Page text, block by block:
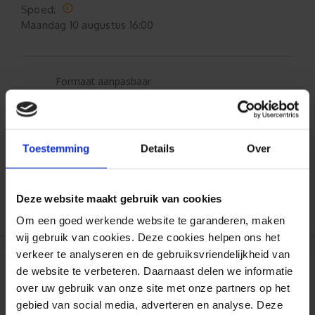
Toestemming Details Over
Deze website maakt gebruik van cookies
Om een goed werkende website te garanderen, maken
wij gebruik van cookies. Deze cookies helpen ons het
verkeer te analyseren en de gebruiksvriendelijkheid van
de website te verbeteren. Daarnaast delen we informatie
over uw gebruik van onze site met onze partners op het
gebied van social media, adverteren en analyse. Deze
Spoed:
Maandag 10 augustus 16:00
Formaat aanpasbaar
Al 35 jaar ervaring!
bestellen (lees de onafhankelijke reviews)
Reviews